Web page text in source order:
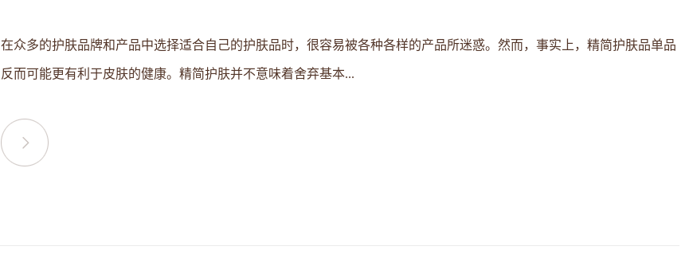
在众多的护肤品牌和产品中选择适合自己的护肤品时，很容易被各种各样的产品所迷惑。然而，事实上，精简护肤品单品
反而可能更有利于皮肤的健康。精简护肤并不意味着舍弃基本...